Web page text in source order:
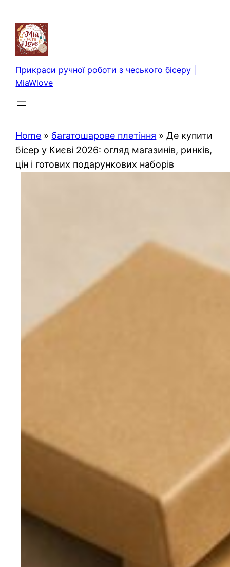
вмісту
Прикраси ручної роботи з чеського бісеру |
MiaWlove
Home » багатошарове плетіння »Де купити
бісер у Києві 2026: огляд магазинів, ринків,
цін і готових подарункових наборів